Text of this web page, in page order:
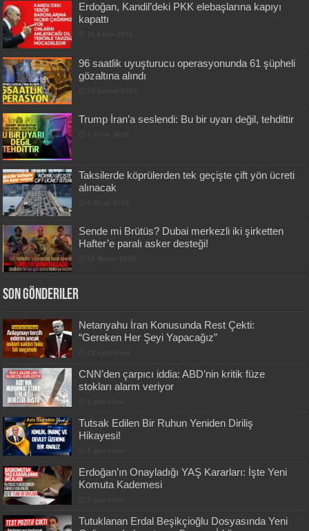
Erdoğan, Kandil’deki PKK elebaşlarına kapıyı
kapattı
96 saatlik uyuşturucu operasyonunda 61 şüpheli
gözaltına alındı
Trump İran’a seslendi: Bu bir uyarı değil, tehdittir
Taksilerde köprülerden tek geçişte çift yön ücreti
alınacak
Sende mi Brütüs? Dubai merkezli iki şirketten
Hafter’e paralı asker desteği!
Son Gönderiler
Netanyahu İran Konusunda Rest Çekti:
“Gereken Her Şeyi Yapacağız”
CNN’den çarpıcı iddia: ABD’nin kritik füze
stokları alarm veriyor
Tutsak Edilen Bir Ruhun Yeniden Diriliş
Hikayesi!
Erdoğan’ın Onayladığı YAŞ Kararları: İşte Yeni
Komuta Kademesi
Tutuklanan Erdal Beşikçioğlu Dosyasında Yeni